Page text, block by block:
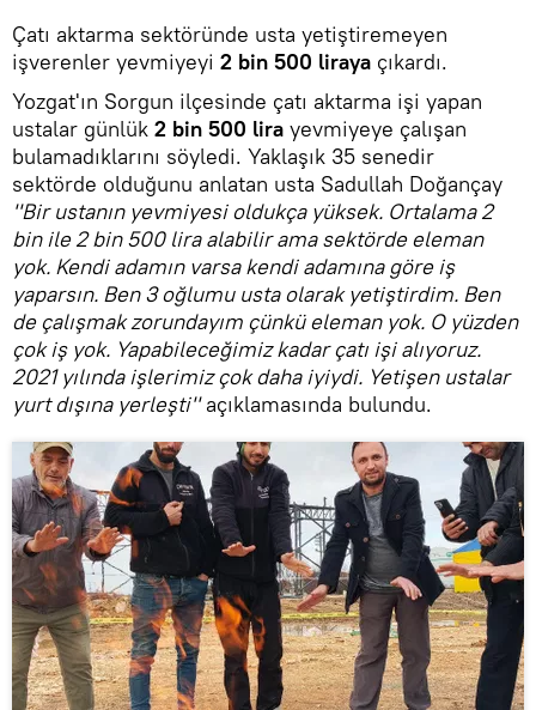
Çatı aktarma sektöründe usta yetiştiremeyen
işverenler yevmiyeyi 2 bin 500 liraya çıkardı.
Yozgat'ın Sorgun ilçesinde çatı aktarma işi yapan
ustalar günlük 2 bin 500 lira yevmiyeye çalışan
bulamadıklarını söyledi. Yaklaşık 35 senedir
sektörde olduğunu anlatan usta Sadullah Doğançay
''Bir ustanın yevmiyesi oldukça yüksek. Ortalama 2
bin ile 2 bin 500 lira alabilir ama sektörde eleman
yok. Kendi adamın varsa kendi adamına göre iş
yaparsın. Ben 3 oğlumu usta olarak yetiştirdim. Ben
de çalışmak zorundayım çünkü eleman yok. O yüzden
çok iş yok. Yapabileceğimiz kadar çatı işi alıyoruz.
2021 yılında işlerimiz çok daha iyiydi. Yetişen ustalar
yurt dışına yerleşti''açıklamasında bulundu.